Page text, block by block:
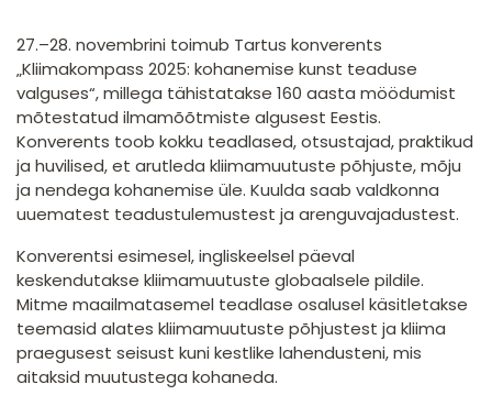
27.–28. novembrini toimub Tartus konverents
„Kliimakompass 2025: kohanemise kunst teaduse
valguses“, millega tähistatakse 160 aasta möödumist
mõtestatud ilmamõõtmiste algusest Eestis.
Konverents toob kokku teadlased, otsustajad, praktikud
ja huvilised, et arutleda kliimamuutuste põhjuste, mõju
ja nendega kohanemise üle. Kuulda saab valdkonna
uuematest teadustulemustest ja arenguvajadustest.
Konverentsi esimesel, ingliskeelsel päeval
keskendutakse kliimamuutuste globaalsele pildile.
Mitme maailmatasemel teadlase osalusel käsitletakse
teemasid alates kliimamuutuste põhjustest ja kliima
praegusest seisust kuni kestlike lahendusteni, mis
aitaksid muutustega kohaneda.